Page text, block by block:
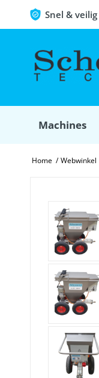
Snel &
Machines
Home / Webwinkel